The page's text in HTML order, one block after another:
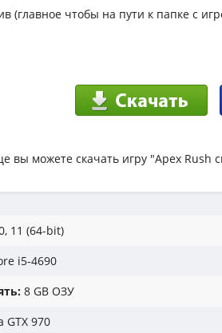
(главное чтобы на пути к папке с
вы можете скачать игру "Apex Rush
11 (64-bit)
i5-4690
8 GB ОЗУ
GTX 970